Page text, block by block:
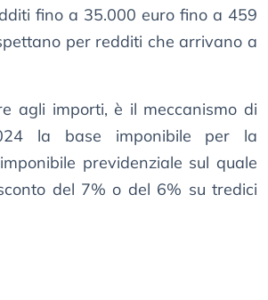
fino a 35.000 euro fino a 459
per redditi che arrivano a
agli importi, è il meccanismo di
la base imponibile per la
previdenziale sul quale
del 7% o del 6% su tredici